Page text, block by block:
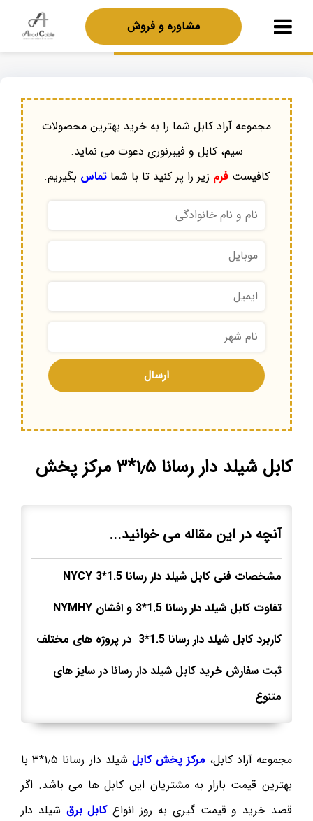
مشاوره و فروش
مجموعه آراد کابل شما را به خرید بهترین محصولات
سیم، کابل و فیبرنوری دعوت می نماید.
کافیستفرم زیر را پر کنید تا با شماتماس بگیریم.
کابل شیلد دار رسانا ۱٫۵*۳ مرکز پخش
آنچه در این مقاله می خوانید...
مشخصات فنی کابل شیلد دار رسانا 1.5*3
NYCY
تفاوت کابل شیلد دار رسانا 1.5*3 و افشان
NYMHY
کاربرد کابل شیلد دار رسانا 1.5*3 در پروژه های مختلف
ثبت سفارش خرید کابل شیلد دار رسانا در سایز های
متنوع
مجموعه آراد کابل، مرکز پخش کابل
شیلد دار رسانا ۱٫۵*۳ با
بهترین قیمت بازار به مشتریان این کابل ها می باشد. اگر
قصد خرید و قیمت گیری به روز انواعکابل برق شیلد دار